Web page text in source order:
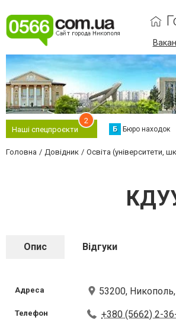
Наші спецпроєкти
2
Б Бюро находок
Головна Довідник Освіта (університети,
Опис Відгуки
Адреса 53200,
Телефон +380 (5662) 2-